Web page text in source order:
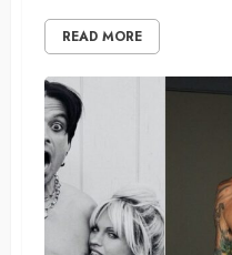
READ MORE